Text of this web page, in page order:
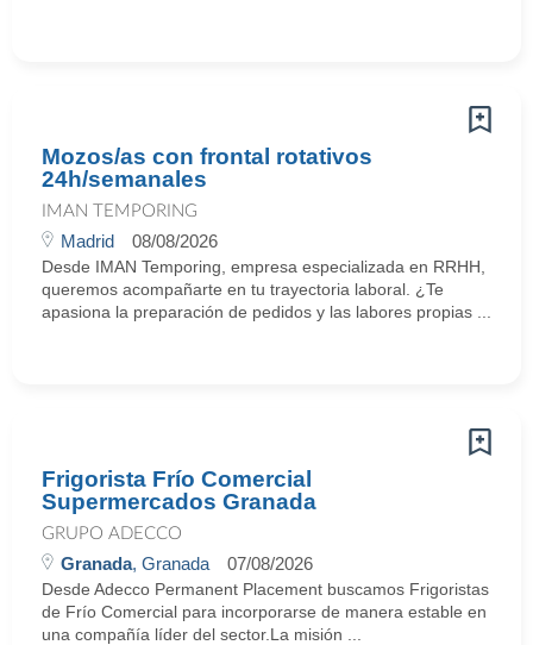
Mozos/as con frontal rotativos
24h/semanales
IMAN TEMPORING
Madrid 08/08/2026
Desde IMAN Temporing, empresa especializada en RRHH,
queremos acompañarte en tu trayectoria laboral. ¿Te
apasiona la preparación de pedidos y las labores propias ...
Frigorista Frío Comercial
Supermercados Granada
GRUPO ADECCO
Granada, Granada 07/08/2026
Desde Adecco Permanent Placement buscamos Frigoristas
de Frío Comercial para incorporarse de manera estable en
una compañía líder del sector.La misión ...